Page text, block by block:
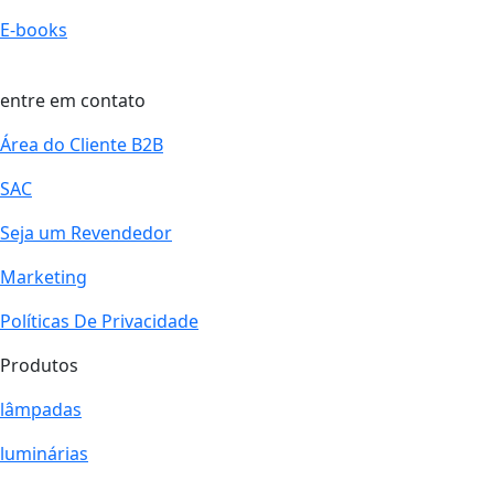
E-books
entre em contato
Área do Cliente B2B
SAC
Seja um Revendedor
Marketing
Políticas De Privacidade
Produtos
lâmpadas
luminárias